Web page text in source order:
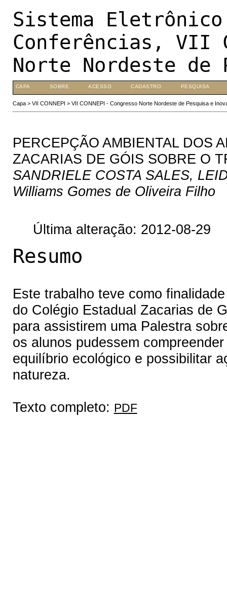
Sistema
Conferências, VII
Norte Nordeste de
CAPA SOBRE ACESSO CADASTRO PESQUISA
Capa> VII CONNEPI > VII CONNEPI - Congresso Norte Nordeste de Pesquisa e
PERCEPÇÃO AMBIENTAL DOS
ZACARIAS DE GÓIS SOBRE O
SANDRIELE COSTA SALES,
Williams Gomes de Oliveira Filho
Última alteração: 2012-08-29
Resumo
Este trabalho teve como
do Colégio Estadual Zacarias de
para assistirem uma Palestra
os alunos pudessem
equilíbrio ecológico e possibilitar
natureza.
Texto completo: PDF